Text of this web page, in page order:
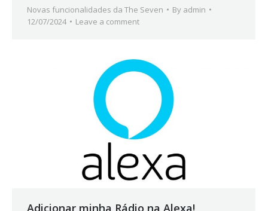
Novas funcionalidades da The Seven By admin
12/07/2024
Leave a comment
Adicionar minha Rádio na Alexa!